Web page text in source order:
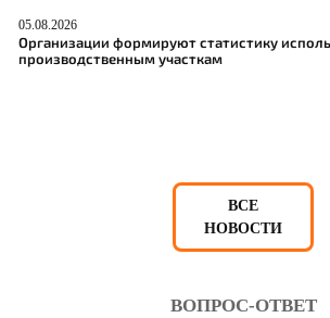
05.08.2026
Организации формируют статистику
производственным участкам
ВСЕ
НОВОСТИ
ВОПРОС-ОТВЕТ